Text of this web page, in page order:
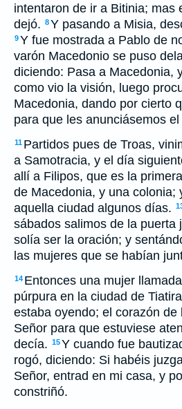
intentaron de ir a Bitinia; mas
dejó. 8Y pasando a Misia,
9Y fue mostrada a Pablo de
varón Macedonio se puso
diciendo: Pasa a Macedonia,
como vio la visión, luego
Macedonia, dando por cierto
para que les anunciásemos
11 Partidos pues de Troas,
a Samotracia, y el día
allí a Filipos, que es la
de Macedonia, y una colonia;
aquella ciudad algunos días.
sábados salimos de la puerta
solía ser la oración; y
las mujeres que se habían
14 Entonces una mujer
púrpura en la ciudad de
estaba oyendo; el corazón de
Señor para que estuviese
decía. 15Y cuando fue
rogó, diciendo: Si habéis
Señor, entrad en mi casa, y
constriñó.